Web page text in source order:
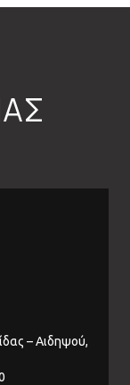
– Αιδηψού,